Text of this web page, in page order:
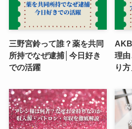
三野宮鈴って誰？薬を共同
所持でなぜ逮捕│今日好き
での活躍
理
り